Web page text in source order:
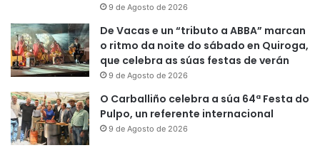
9 de Agosto de 2026
De Vacas e un “tributo a ABBA” marcan
o ritmo da noite do sábado en Quiroga,
que celebra as súas festas de verán
9 de Agosto de 2026
O Carballiño celebra a súa 64ª Festa do
Pulpo, un referente internacional
9 de Agosto de 2026